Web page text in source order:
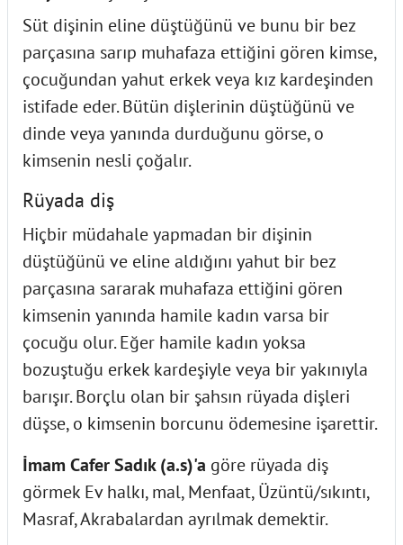
Süt dişinin eline düştüğünü ve bunu bir bez
parçasına sarıp muhafaza ettiğini gören kimse,
çocuğundan yahut erkek veya kız kardeşinden
istifade eder. Bütün dişlerinin düştüğünü ve
dinde veya yanında durduğunu görse, o
kimsenin nesli çoğalır.
Rüyada diş
Hiçbir müdahale yapmadan bir dişinin
düştüğünü ve eline aldığını yahut bir bez
parçasına sararak muhafaza ettiğini gören
kimsenin yanında hamile kadın varsa bir
çocuğu olur. Eğer hamile kadın yoksa
bozuştuğu erkek kardeşiyle veya bir yakınıyla
barışır. Borçlu olan bir şahsın rüyada dişleri
düşse, o kimsenin borcunu ödemesine işarettir.
İmam Cafer Sadık (a.s)'a göre rüyada diş
görmek Ev halkı, mal, Menfaat, Üzüntü/sıkıntı,
Masraf, Akrabalardan ayrılmak demektir.